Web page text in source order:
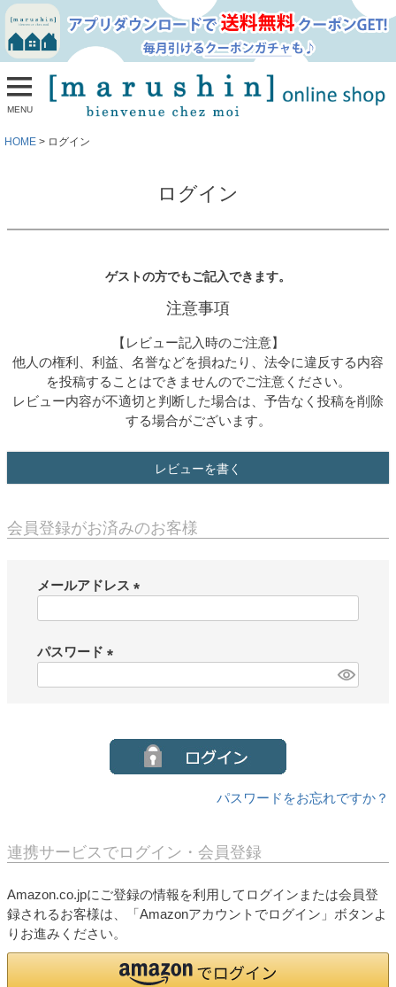
MENU
HOME ログイン
ログイン
ゲストの方でもご記入できます。
注意事項
【レビュー記入時のご注意】
他人の権利、利益、名誉などを損ねたり、法令に違反する内容
を投稿することはできませんのでご注意ください。
レビュー内容が不適切と判断した場合は、予告なく投稿を削除
する場合がございます。
レビューを書く
会員登録がお済みのお客様
メールアドレス
パスワード
パスワードをお忘れですか？
連携サービスでログイン・会員登録
Amazon.co.jpにご登録の情報を利用してログインまたは会員登
録されるお客様は、「Amazonアカウントでログイン」ボタンよ
りお進みください。